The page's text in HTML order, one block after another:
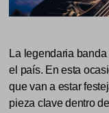
La legendaria
el país. En esta
que van a estar
pieza clave dentro